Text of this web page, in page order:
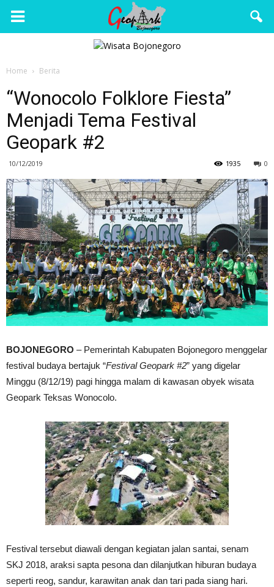
Wisata
Bojonegoro
Home Berita
“Wonocolo Folklore Fiesta”
Menjadi Tema Festival
Geopark #2
10/12/2019 0
1935
BOJONEGORO – Pemerintah Kabupaten Bojonegoro menggelar
festival budaya bertajuk “Festival Geopark #2” yang digelar
Minggu (8/12/19) pagi hingga malam di kawasan obyek wisata
Geopark Teksas Wonocolo.
Festival tersebut diawali dengan kegiatan jalan santai, senam
SKJ 2018, araksi sapta pesona dan dilanjutkan hiburan budaya
seperti reog, sandur, karawitan anak dan tari pada siang hari.